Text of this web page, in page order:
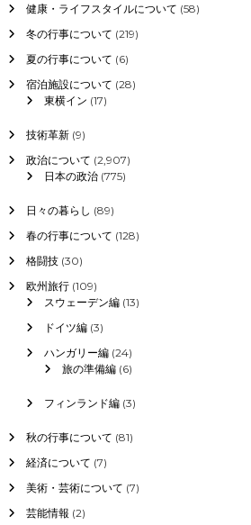
健康・ライフスタイルについて (58)
冬の行事について (219)
夏の行事について (6)
宿泊施設について (28)
東横イン (17)
技術革新(9)
政治について (2,907)
日本の政治(775)
日々の暮らし (89)
春の行事について (128)
格闘技(30)
欧州旅行(109)
スウェーデン編(13)
ドイツ編(3)
ハンガリー編(24)
旅の準備編(6)
フィンランド編(3)
秋の行事について (81)
経済について (7)
美術・芸術について (7)
芸能情報 (2)